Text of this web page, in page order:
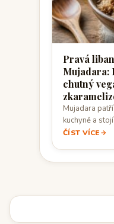
Pravá
Mujadara:
chutný
Mujadara
kuchyně a
rýže…
ČÍST VÍCE